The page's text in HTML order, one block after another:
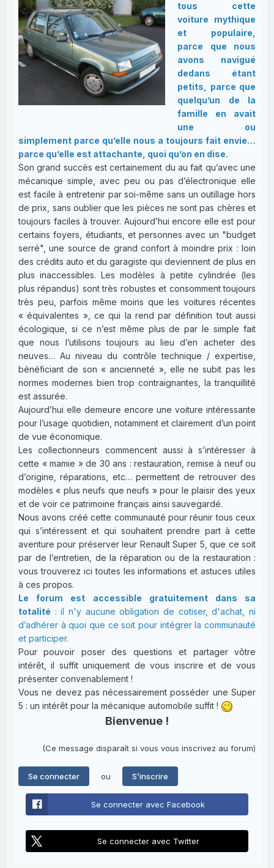
tous cette
voiture mythique
et populaire,
parce que nous
avons navigué
dedans étant
petits, parce que
quelqu’un de la
famille en avait
une ou
simplement parce qu’elle nous a toujours fait envie…
parce qu’elle est attachante, quoi qu’on en dise.
Son grand succès est certainement du au fait qu’avec une
mécanique simple, avec peu ou pas d’électronique elle
est facile à entretenir par soi-même sans un outillage hors
de prix, sans oublier que les pièces ne sont pas chères et
toujours faciles à trouver. Aujourd’hui encore elle est pour
certains foyers, étudiants, et personnes avec un "budget
serré", une source de grand confort à moindre prix : loin
des crédits auto et du garagiste qui deviennent de plus en
plus inaccessibles. Les modèles à petite cylindrée (les
plus répandus) sont très robustes et consomment toujours
très peu, parfois même moins que les voitures récentes
« équivalentes », ce qui la rend par définition tout aussi
écologique, si ce n’est même plus de par le simple fait
que nous l’utilisons toujours au lieu d’en acheter des
neuves… Au niveau du contrôle technique / expertise,
bénéficiant de son « ancienneté », elle ne subit pas les
normes modernes bien trop contraignantes, la tranquillité
est assurée.
Aujourd’hui elle demeure encore une voiture intéressante
pour l’usage quotidien, notamment et clairement d’un point
de vue économique.
Les collectionneurs commencent aussi à s’intéresser à
cette « mamie » de 30 ans : restauration, remise à neuf ou
d’origine, réparations, etc… permettent de retrouver des
modèles « plus neufs que neufs » pour le plaisir des yeux
et de voir ce patrimoine français ainsi sauvegardé.
Nous avons créé cette communauté pour réunir tous ceux
qui s’intéressent et qui souhaitent prendre part à cette
aventure pour préserver leur Renault Super 5, que ce soit
par de l’entretien, de la réparation ou de la restauration :
vous trouverez ici toutes les informations et astuces utiles
à ces propos.
Le forum est accessible gratuitement dans sa
totalité : il n'y aucune obligation de cotiser, d'achat, ni
d’adhérer à quoi que ce soit pour intégrer la communauté
et participer.
Pour pouvoir poser des questions et partager vôtre
intérêt, il suffit uniquement de vous inscrire et de vous
présenter convenablement !
Vous ne devez pas nécessairement posséder une Super
5 : un intérêt pour la mécanique automobile suffit !
Bienvenue !
(Ce message disparaît si vous vous inscrivez au forum)
Se connecter ou S’inscrire
Se connecter avec Facebook
Se connecter avec Twitter